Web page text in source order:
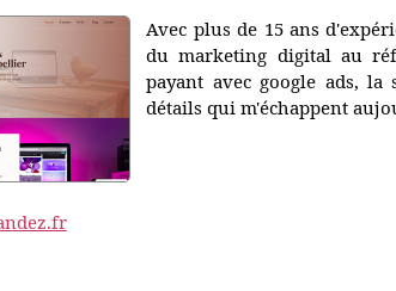
Avec plus de 15 ans
du marketing digital au
payant avec google ads,
détails qui m'échappent